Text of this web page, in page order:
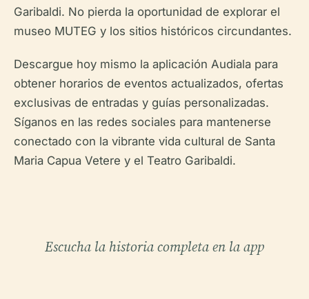
Garibaldi. No pierda la oportunidad de explorar el
museo MUTEG y los sitios históricos circundantes.
Descargue hoy mismo la aplicación Audiala para
obtener horarios de eventos actualizados, ofertas
exclusivas de entradas y guías personalizadas.
Síganos en las redes sociales para mantenerse
conectado con la vibrante vida cultural de Santa
Maria Capua Vetere y el Teatro Garibaldi.
Escucha la historia completa en la app